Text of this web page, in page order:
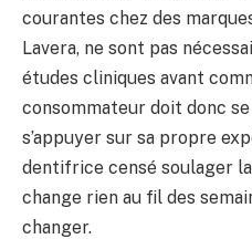
courantes chez des
Lavera, ne sont pas
études cliniques avant
consommateur doit donc
s’appuyer sur sa propre
dentifrice censé soulager
change rien au fil des
changer.